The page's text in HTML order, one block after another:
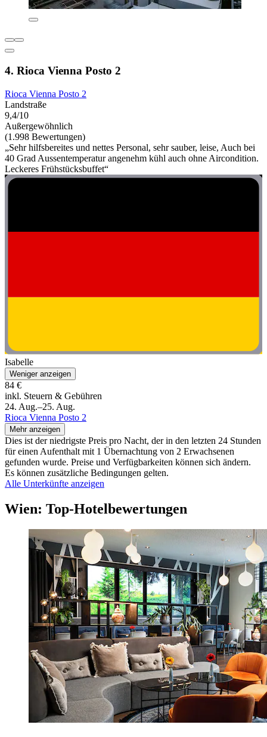
4. Rioca Vienna Posto 2
Rioca Vienna Posto 2
Landstraße
9,4/10
Außergewöhnlich
(1.998 Bewertungen)
„Sehr hilfsbereites und nettes Personal, sehr sauber, leise, Auch bei
40 Grad Aussentemperatur angenehm kühl auch ohne Aircondition.
Leckeres Frühstücksbuffet“
Isabelle
Weniger anzeigen
84 €
inkl. Steuern & Gebühren
24. Aug.–25. Aug.
Rioca Vienna Posto 2
Mehr anzeigen
Dies ist der niedrigste Preis pro Nacht, der in den letzten 24 Stunden
für einen Aufenthalt mit 1 Übernachtung von 2 Erwachsenen
gefunden wurde. Preise und Verfügbarkeiten können sich ändern.
Es können zusätzliche Bedingungen gelten.
Alle Unterkünfte anzeigen
Wien: Top-Hotelbewertungen